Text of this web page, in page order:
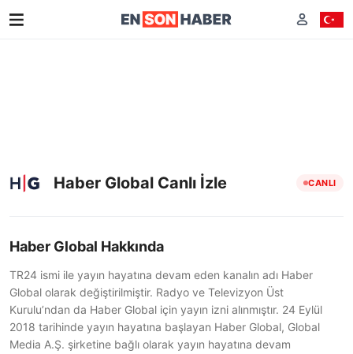
Haber Global Canlı İzle CANLI
Haber Global Hakkında
TR24 ismi ile yayın hayatına devam eden kanalın adı Haber
Global olarak değiştirilmiştir. Radyo ve Televizyon Üst
Kurulu’ndan da Haber Global için yayın izni alınmıştır. 24 Eylül
2018 tarihinde yayın hayatına başlayan Haber Global, Global
Media A.Ş. şirketine bağlı olarak yayın hayatına devam